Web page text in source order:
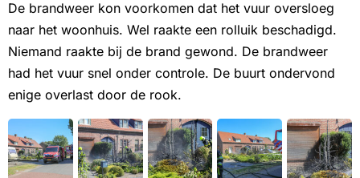
De brandweer kon voorkomen dat het vuur oversloeg
naar het woonhuis. Wel raakte een rolluik beschadigd.
Niemand raakte bij de brand gewond. De brandweer
had het vuur snel onder controle. De buurt ondervond
enige overlast door de rook.